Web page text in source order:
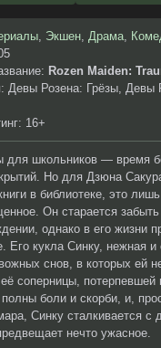
, Экшен, Драма,
Rozen Maiden:
Девы Розена: Грёзы, Девы
16+
для школьников — время
Но для Дзюна
в библиотеке, это
Он старается
однако в его жизни
Его кукла Синку, нежная и
снов, в которых ей
соперницы,
боли и скорби, и,
Синку сталкивается с
нечто ужасное.